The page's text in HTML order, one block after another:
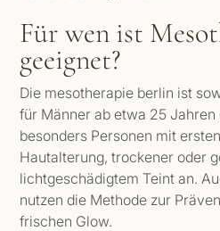
Für wen ist
geeignet?
Die mesotherapie berlin ist
für Männer ab etwa 25
besonders Personen mit
Hautalterung, trockener oder
lichtgeschädigtem Teint an.
nutzen die Methode zur
frischen Glow.